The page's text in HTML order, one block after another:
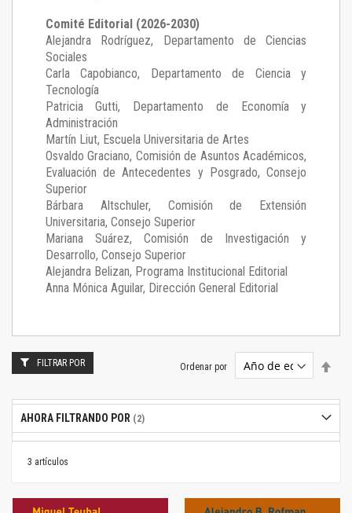
Comité Editorial (2026-2030)
Alejandra Rodríguez, Departamento de Ciencias
Sociales
Carla Capobianco, Departamento de Ciencia y
Tecnología
Patricia Gutti, Departamento de Economía y
Administración
Martín Liut, Escuela Universitaria de Artes
Osvaldo Graciano, Comisión de Asuntos Académicos,
Evaluación de Antecedentes y Posgrado, Consejo
Superior
Bárbara Altschuler, Comisión de Extensión
Universitaria, Consejo Superior
Mariana Suárez, Comisión de Investigación y
Desarrollo, Consejo Superior
Alejandra Belizan, Programa Institucional Editorial
Anna Mónica Aguilar, Dirección General Editorial
3 artículos
Ordenar por
FILTRAR POR
AHORA FILTRANDO POR